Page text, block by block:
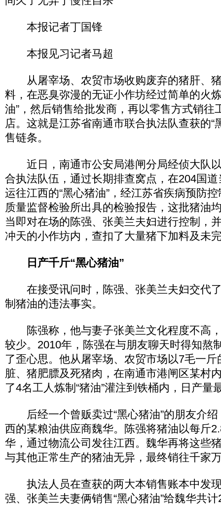
本报记者丁国锋
本报见习记者马超
从屠宰场、农贸市场收购废弃的猪肝、
料，在恶臭弥漫的无证小作坊经过简单的火
油”，然后销售给批发商，再以零售方式销往
店。这就是江苏省南通市联合执法队查获的“
售链条。
近日，南通市公安局港闸分局经侦大队
合执法队伍，通过长期排查窝点，在204国
运往江西的“黑心猪油”，经江苏省疾病预防
质量监督检验所出具的检验报告，这批猪油
当即对在场的陈强、张美兰夫妇进行控制，
冲天的小作坊内，查扣了大量猪下加料及未
日产千斤“黑心猪油”
在接受讯问时，陈强、张美兰夫妇交代
制猪油的违法事实。
陈强称，他与妻子张美兰文化程度不高
较少。2010年，陈强在与朋友聊天时得知熬
了歪心思。他从屠宰场、农贸市场以7毛一
脏、猪肥膘及死猪肉，在南通市港闸区某村
了4名工人炼制“猪油”灌注到铁桶内，日产量
后经一个曾贩卖过“黑心猪油”的朋友介绍
西的某粮油供应商魏华。陈强将猪油以每斤
华，通过物流公司发往江西。魏华再将这些
与其他正常生产的猪油无异，最终销往千家
执法人员在查获的两大本销售账本中发
强、张美兰夫妻俩销售“黑心猪油”给魏华共